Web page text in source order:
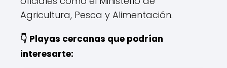
Agricultura, Pesca y Alimentación.
👇 Playas cercanas que podrían
interesarte: